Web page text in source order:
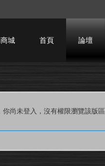
城 首頁 論壇
你尚未登入，沒有權限瀏覽該版區